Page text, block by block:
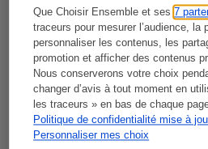
Que Choisir Ensemble et ses7
traceurs pour mesurer l’audience, la
personnaliser les contenus, les
promotion et afficher des contenus
Nous conserverons votre choix
changer d’avis à tout moment en
les traceurs » en bas de chaque
Politique de confidentialité mise à
Personnaliser mes choix